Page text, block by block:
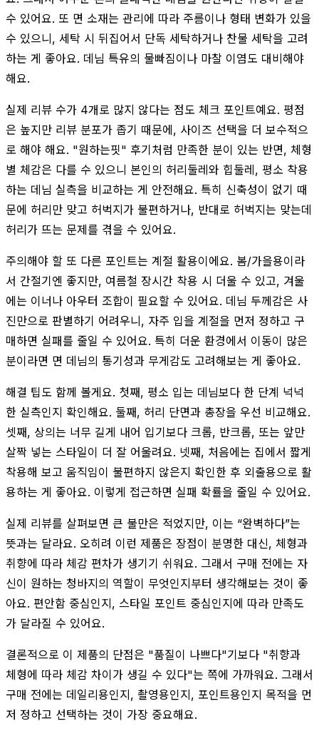
수 있어요. 또 면 소재는 관리에 따라 주름이나 형태 변화가 있을
수 있으니, 세탁 시 뒤집어서 단독 세탁하거나 찬물 세탁을 고려
하는 게 좋아요. 데님 특유의 물빠짐이나 마찰 이염도 대비해야
해요.
실제 리뷰 수가 4개로 많지 않다는 점도 체크 포인트예요. 평점
은 높지만 리뷰 분포가 좁기 때문에, 사이즈 선택을 더 보수적으
로 해야 해요. "원하는핏" 후기처럼 만족한 분이 있는 반면, 체형
별 체감은 다를 수 있으니 본인의 허리둘레와 힙둘레, 평소 착용
하는 데님 실측을 비교하는 게 안전해요. 특히 신축성이 없기 때
문에 허리만 맞고 허벅지가 불편하거나, 반대로 허벅지는 맞는데
허리가 뜨는 문제를 겪을 수 있어요.
주의해야 할 또 다른 포인트는 계절 활용이에요. 봄/가을용이라
서 간절기엔 좋지만, 여름철 장시간 착용 시 더울 수 있고, 겨울
에는 이너나 아우터 조합이 필요할 수 있어요. 데님 두께감은 사
진만으로 판별하기 어려우니, 자주 입을 계절을 먼저 정하고 구
매하면 실패를 줄일 수 있어요. 특히 더운 환경에서 이동이 많은
분이라면 면 데님의 통기성과 무게감도 고려해보는 게 좋아요.
해결 팁도 함께 볼게요. 첫째, 평소 입는 데님보다 한 단계 넉넉
한 실측인지 확인해요. 둘째, 허리 단면과 총장을 우선 비교해요.
셋째, 상의는 너무 길게 내어 입기보다 크롭, 반크롭, 또는 앞만
살짝 넣는 스타일이 더 잘 어울려요. 넷째, 처음에는 집에서 짧게
착용해 보고 움직임이 불편하지 않은지 확인한 후 외출용으로 활
용하는 게 좋아요. 이렇게 접근하면 실패 확률을 줄일 수 있어요.
실제 리뷰를 살펴보면 큰 불만은 적었지만, 이는 “완벽하다”는
뜻과는 달라요. 오히려 이런 제품은 장점이 분명한 대신, 체형과
취향에 따라 체감 편차가 생기기 쉬워요. 그래서 구매 전에는 자
신이 원하는 청바지의 역할이 무엇인지부터 생각해보는 것이 좋
아요. 편안함 중심인지, 스타일 포인트 중심인지에 따라 만족도
가 달라질 수 있어요.
결론적으로 이 제품의 단점은 "품질이 나쁘다"기보다 "취향과
체형에 따라 체감 차이가 생길 수 있다"는 쪽에 가까워요. 그래서
구매 전에는 데일리용인지, 촬영용인지, 포인트용인지 목적을 먼
저 정하고 선택하는 것이 가장 중요해요.